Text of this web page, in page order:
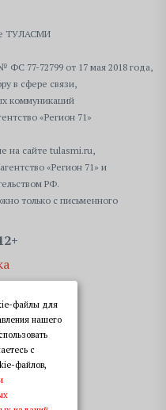
ТУЛАСМИ
77-72799 от 17 мая 2018 года,
в сфере связи,
коммуникаций
«Регион 71»
на сайте tulasmi.ru,
«Регион 71» и
РФ.
только с письменного
файлы для
нашего
с
файлов,